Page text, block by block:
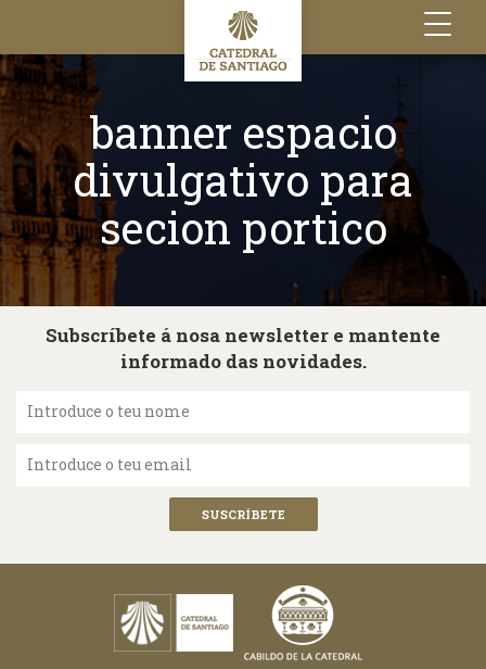
Toggle
navigation
banner espacio
divulgativo para
secion portico
Subscríbete á nosa newsletter e mantente
informado das novidades.
Introduce o teu nome
Introduce o teu email